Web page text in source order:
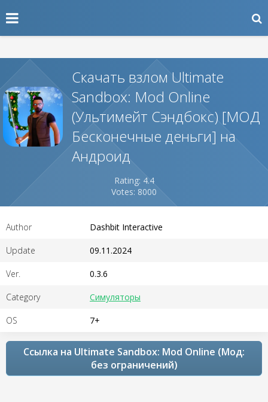
Скачать взлом Ultimate
Sandbox: Mod Online
(Ультимейт Сэндбокс) [МОД
Бесконечные деньги] на
Андроид
Rating: 4.4
Votes: 8000
Author Dashbit Interactive
Update 09.11.2024
Ver. 0.3.6
Category Симуляторы
OS 7+
Ссылка на Ultimate Sandbox: Mod Online (Мод:
без ограничений)